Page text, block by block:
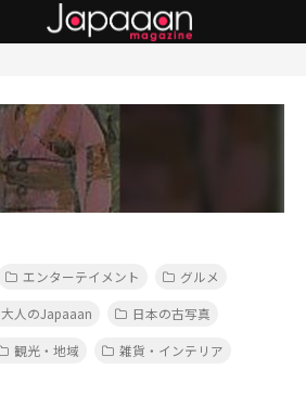
エンターテイメント
グルメ
大人のJapaaan
日本の古写真
観光・地域 雑貨・インテリア